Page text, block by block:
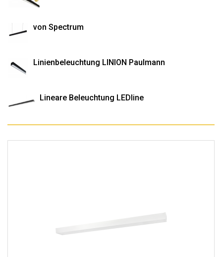
von Spectrum
Linienbeleuchtung LINION Paulmann
Lineare Beleuchtung LEDline